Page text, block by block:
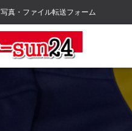
写真・ファイル転送フォーム